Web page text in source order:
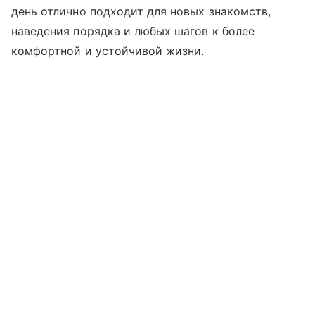
день отлично подходит для новых знакомств,
наведения порядка и любых шагов к более
комфортной и устойчивой жизни.